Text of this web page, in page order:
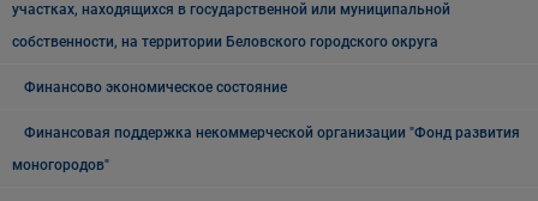
участках, находящихся в государственной или муниципальной
собственности, на территории Беловского городского округа
Финансово экономическое состояние
Финансовая поддержка некоммерческой организации "Фонд развития
моногородов"